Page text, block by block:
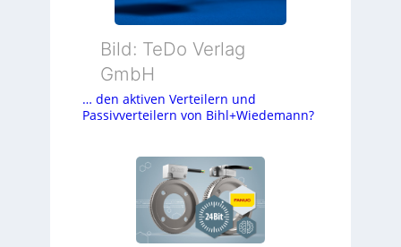
Bild: TeDo Verlag
GmbH
… den aktiven Verteilern und
Passivverteilern von Bihl+Wiedemann?